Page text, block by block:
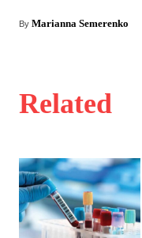
By Marianna Semerenko
Related